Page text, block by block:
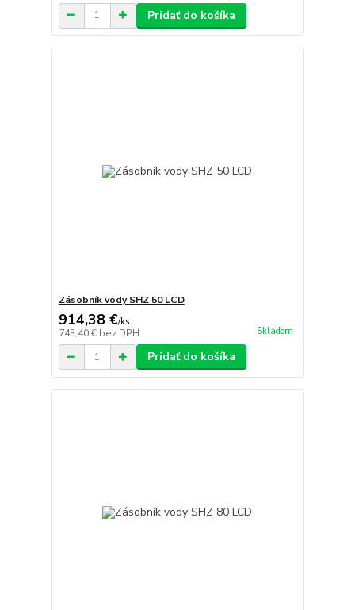
Pridať do košíka
Zásobník vody SHZ 50 LCD
914,38 €/ks
743,40 € bez DPH Skladom
Pridať do košíka